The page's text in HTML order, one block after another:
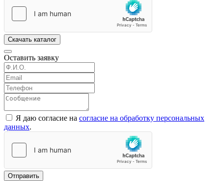
Скачать каталог
Оставить заявку
Я даю согласие на согласие на обработку персональных
данных.
Отправить